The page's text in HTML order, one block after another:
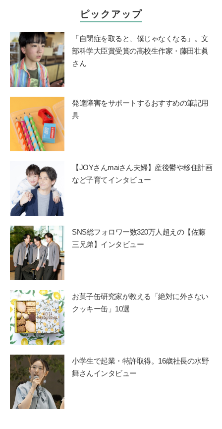
ピックアップ
「自閉症を取ると、僕じゃなくなる」。文
部科学大臣賞受賞の高校生作家・藤田壮眞
さん
発達障害をサポートするおすすめの筆記用
具
【JOYさんmaiさん夫婦】産後鬱や移住計画
など子育てインタビュー
SNS総フォロワー数320万人超えの【佐藤
三兄弟】インタビュー
お菓子缶研究家が教える「絶対に外さない
クッキー缶」10選
小学生で起業・特許取得。16歳社長の水野
舞さんインタビュー